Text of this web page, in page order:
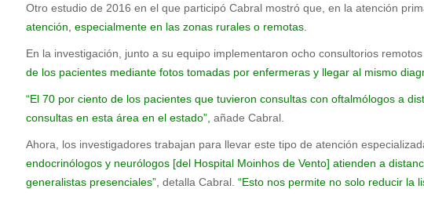
Otro estudio de 2016 en el que participó Cabral mostró que, en la atención
atención, especialmente en las zonas rurales o remotas.
En la investigación, junto a su equipo implementaron ocho consultorios
de los pacientes mediante fotos tomadas por enfermeras y llegar al mismo
“El 70 por ciento de los pacientes que tuvieron consultas con oftalmólogos a
consultas en esta área en el estado”, añade Cabral.
Ahora, los investigadores trabajan para llevar este tipo de atención
endocrinólogos y neurólogos [del Hospital Moinhos de Vento] atienden a
generalistas presenciales”, detalla Cabral. “Esto nos permite no solo reducir la